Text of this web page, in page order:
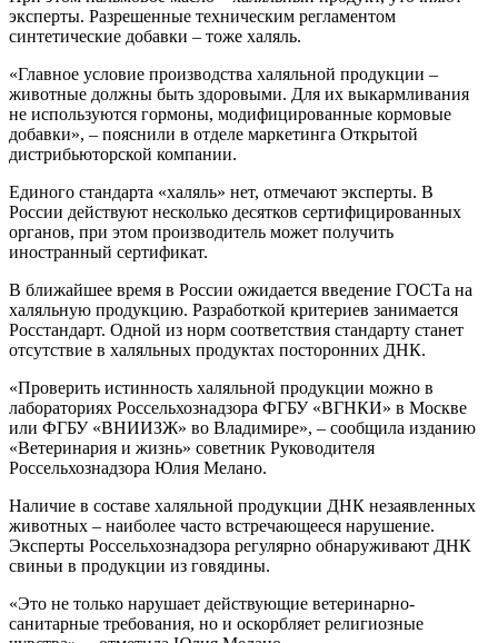
эксперты. Разрешенные техническим регламентом
синтетические добавки – тоже халяль.
«Главное условие производства халяльной продукции –
животные должны быть здоровыми. Для их выкармливания
не используются гормоны, модифицированные кормовые
добавки», – пояснили в отделе маркетинга Открытой
дистрибьюторской компании.
Единого стандарта «халяль» нет, отмечают эксперты. В
России действуют несколько десятков сертифицированных
органов, при этом производитель может получить
иностранный сертификат.
В ближайшее время в России ожидается введение ГОСТа на
халяльную продукцию. Разработкой критериев занимается
Росстандарт. Одной из норм соответствия стандарту станет
отсутствие в халяльных продуктах посторонних ДНК.
«Проверить истинность халяльной продукции можно в
лабораториях Россельхознадзора ФГБУ «ВГНКИ» в Москве
или ФГБУ «ВНИИЗЖ» во Владимире», – сообщила изданию
«Ветеринария и жизнь» советник Руководителя
Россельхознадзора Юлия Мелано.
Наличие в составе халяльной продукции ДНК незаявленных
животных – наиболее часто встречающееся нарушение.
Эксперты Россельхознадзора регулярно обнаруживают ДНК
свиньи в продукции из говядины.
«Это не только нарушает действующие ветеринарно-
санитарные требования, но и оскорбляет религиозные